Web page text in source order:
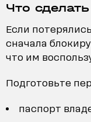
Что
Если
сначала
что им
Подготовьте
паспорт